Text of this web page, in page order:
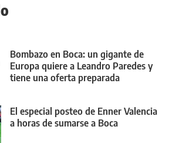
Bombazo en Boca: un gigante de
Europa quiere a Leandro Paredes y
tiene una oferta preparada
El especial posteo de Enner Valencia
a horas de sumarse a Boca